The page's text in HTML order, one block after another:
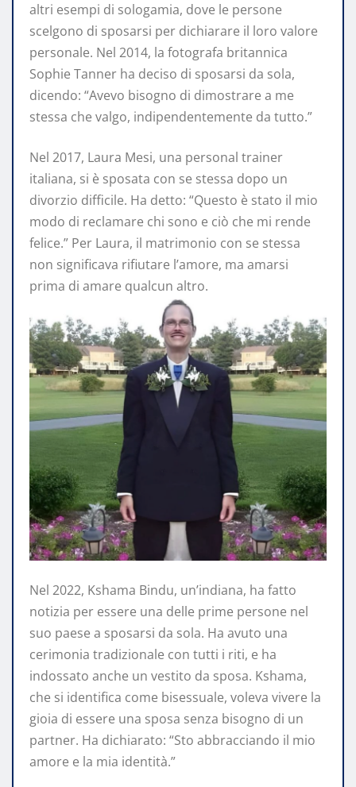
altri esempi di sologamia, dove le persone
scelgono di sposarsi per dichiarare il loro valore
personale. Nel 2014, la fotografa britannica
Sophie Tanner ha deciso di sposarsi da sola,
dicendo: “Avevo bisogno di dimostrare a me
stessa che valgo, indipendentemente da tutto.”
Nel 2017, Laura Mesi, una personal trainer
italiana, si è sposata con se stessa dopo un
divorzio difficile. Ha detto: “Questo è stato il mio
modo di reclamare chi sono e ciò che mi rende
felice.” Per Laura, il matrimonio con se stessa
non significava rifiutare l’amore, ma amarsi
prima di amare qualcun altro.
Nel 2022, Kshama Bindu, un’indiana, ha fatto
notizia per essere una delle prime persone nel
suo paese a sposarsi da sola. Ha avuto una
cerimonia tradizionale con tutti i riti, e ha
indossato anche un vestito da sposa. Kshama,
che si identifica come bisessuale, voleva vivere la
gioia di essere una sposa senza bisogno di un
partner. Ha dichiarato: “Sto abbracciando il mio
amore e la mia identità.”